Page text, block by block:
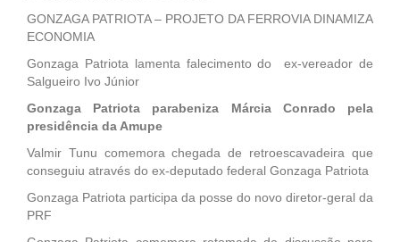
GONZAGA PATRIOTA – PROJETO DA FERROVIA DINAMIZA
ECONOMIA
Gonzaga Patriota lamenta falecimento do ex-vereador de
Salgueiro Ivo Júnior
Gonzaga Patriota parabeniza Márcia Conrado pela
presidência da Amupe
Valmir Tunu comemora chegada de retroescavadeira que
conseguiu através do ex-deputado federal Gonzaga Patriota
Gonzaga Patriota participa da posse do novo diretor-geral da
PRF